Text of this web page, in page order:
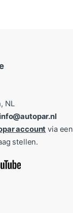
NL
account via een
stellen.